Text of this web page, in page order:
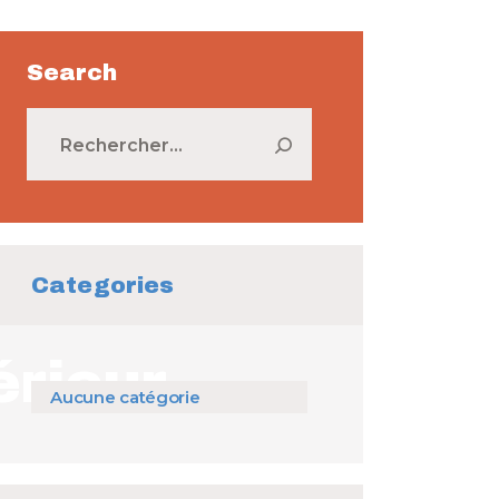
Search
Categories
Aucune catégorie